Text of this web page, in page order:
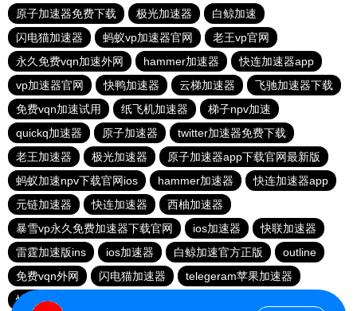
原子加速器免费下载
极光加速器
白鲸加速
闪电猫加速器
蚂蚁vp加速器官网
老王vp官网
永久免费vqn加速外网
hammer加速器
快连加速器app
vp加速器官网
快鸭加速器 云梯加速器
飞驰加速器下载
免费vqn加速试用
纸飞机加速器
梯子npv加速
quickq加速器
原子加速器
twitter加速器免费下载
老王加速器
极光加速器
原子加速器app下载官网最新版
蚂蚁加速npv下载官网ios
hammer加速器
快连加速器app
元链加速器
快连加速器
西柚加速器
暴雪vp永久免费加速器下载官网
ios加速器
快联加速器
雷霆加速版ins
ios加速器 白鲸加速官方正版
outline
免费vqn外网
闪电猫加速器
telegeram苹果加速器
快连lets加速器